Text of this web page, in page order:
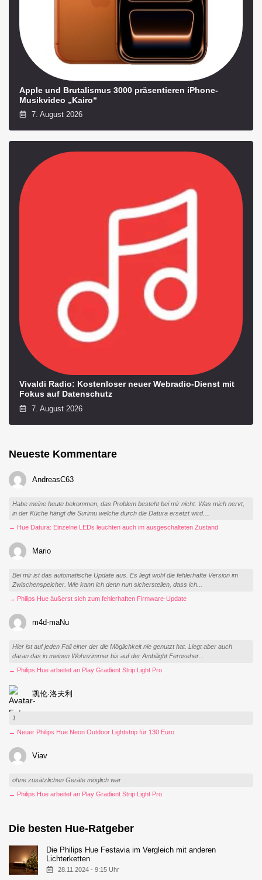
Apple und Brutalismus 3000 präsentieren iPhone-
Musikvideo „Kairo“
7. August 2026
Vivaldi Radio: Kostenloser neuer Webradio-Dienst mit
Fokus auf Datenschutz
7. August 2026
Neueste Kommentare
AndreasC63
Habe meine heute bekommen, das Problem besteht bei mir nicht. Was mich nervt,
in der Küche hängt die Surimu welche durch die Datura ersetzt wird....
→ Hue Datura: Einzelne LEDs leuchten auch im ausgeschalteten Zustand
Mario
Bei mir ist das automatische Update aus. Es liegt wohl die fehlerhafte Version im
Zwischenspeicher. Wie kann ich denn nun sicherstellen, dass ich...
→ Philips Hue äußerst sich zum fehlerhaften Firmware-Update
m4d-maNu
Hier ist auf jeden Fall einer der die Möglichkeit nie genutzt hat. Liegt aber auch
daran das in meinen Wohnzimmer bis auf der Ambilight Fernseher...
→ Philips Hue arbeitet an Play Gradient Strip Light Pro
凯伦·洛夫利
1
→ Neuer Philips Hue Neon Outdoor Lightstrip für 130 Euro
Viav
ohne zusätzlichen Geräte möglich war
→ Philips Hue arbeitet an Play Gradient Strip Light Pro
Die besten Hue-Ratgeber
Die Philips Hue Festavia im Vergleich mit anderen
Lichterketten
28.11.2024 - 9:15 Uhr